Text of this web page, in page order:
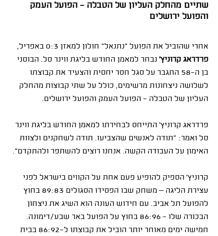
שתיים מהחלק העליון של הטבלה - הפועל העמק
והפועל ירושלים
אחרי שהוביל את הפועל "נתנאל" חולון למאזן 0:3 באפריל,
פרדראג קרוניץ' נבחר למאמן החודש בליגת ווינר סל. הבוסני
בן ה-58 התגבר על סגל חסר יחסית והצעיד את קבוצתו
לשלושה ניצחונות מרשימים, כולל על שתי קבוצות מהחלק
העליון של הטבלה - הפועל העמק והפועל ירושלים.
פרדראג קרוניץ' התייחס לבחירתו למאמן החודש בליגת ווינר
סל ואמר: "תודה לאנשים שהצביעו. תודה לשחקנים ולצוות
האימון על העבודה הקשה. אנחנו רוצים להשתפר ולהתקדם".
קרוניץ' הספיק להופיע פעם אחת על הקווים בישראל לפני
עצירת הליגה – משחק שבו הפסידו הסגולים 89:83 בחוץ
להפועל תל אביב. עם חידוש העונה הוא השיג את ניצחון
הבכורה שלו - 86:96 בחוץ על הפועל באר שבע/דימונה.
חמישה ימים מאוחר יותר הוביל את קבוצתו ל-86:92 בבית